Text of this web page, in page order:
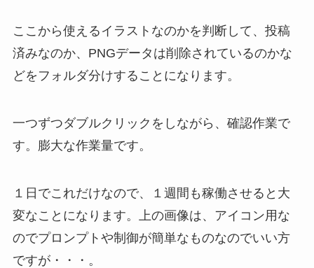
ここから使えるイラストなのかを判断して、投稿
済みなのか、PNGデータは削除されているのかな
どをフォルダ分けすることになります。
一つずつダブルクリックをしながら、確認作業で
す。膨大な作業量です。
１日でこれだけなので、１週間も稼働させると大
変なことになります。上の画像は、アイコン用な
のでプロンプトや制御が簡単なものなのでいい方
ですが・・・。